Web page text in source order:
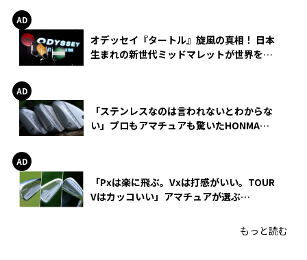
オデッセイ『タートル』旋風の真相！ 日本
生まれの新世代ミッドマレットが世界を席
「ステンレスなのは言われないとわからな
い」プロもアマチュアも驚いたHONMA
「Pxは楽に飛ぶ。Vxは打感がいい。TOUR
Vはカッコいい」アマチュアが選ぶ
もっと読む